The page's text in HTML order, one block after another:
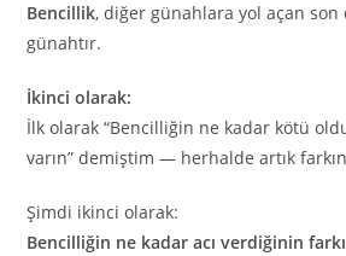
Bencillik, diğer günahlara yol açan
günahtır.
İkinci olarak:
İlk olarak “Bencilliğin ne kadar kötü
varın” demiştim — herhalde artık
Şimdi ikinci olarak:
Bencilliğin ne kadar acı verdiğinin